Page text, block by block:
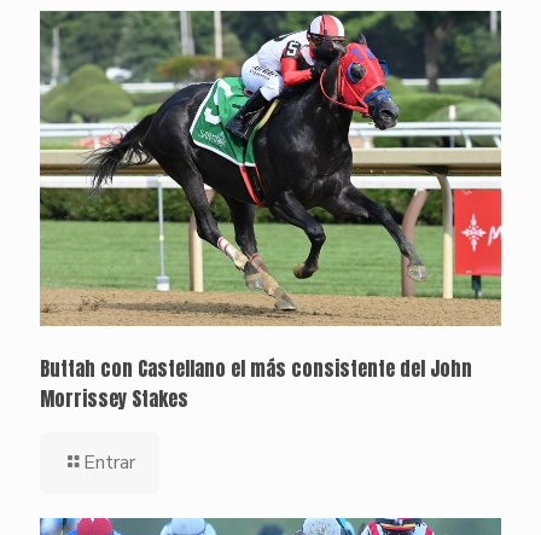
Buttah con Castellano el más consistente del John
Morrissey Stakes
Entrar